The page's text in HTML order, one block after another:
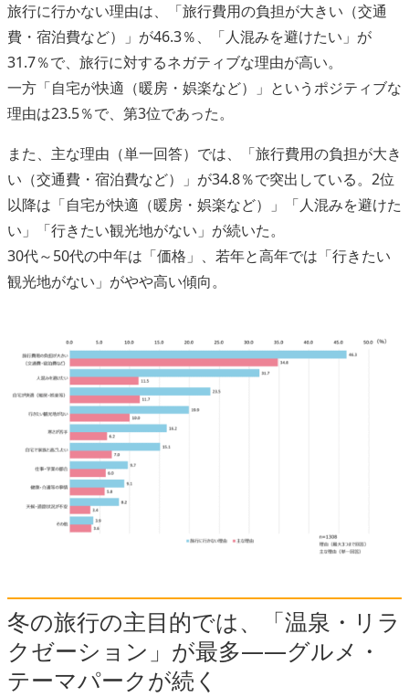
旅行に行かない理由は、「旅行費用の負担が大きい（交通
費・宿泊費など）」が46.3％、「人混みを避けたい」が
31.7％で、旅行に対するネガティブな理由が高い。
一方「自宅が快適（暖房・娯楽など）」というポジティブな
理由は23.5％で、第3位であった。
また、主な理由（単一回答）では、「旅行費用の負担が大き
い（交通費・宿泊費など）」が34.8％で突出している。2位
以降は「自宅が快適（暖房・娯楽など）」「人混みを避けた
い」「行きたい観光地がない」が続いた。
30代～50代の中年は「価格」、若年と高年では「行きたい
観光地がない」がやや高い傾向。
冬の旅行の主目的では、「温泉・リラ
クゼーション」が最多――グルメ・
テーマパークが続く